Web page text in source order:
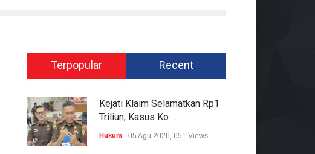
Terpopular Recent
Kejati Klaim Selamatkan Rp1
Triliun, Kasus Ko ...
Hukum 05 Agu 2026, 651 Views